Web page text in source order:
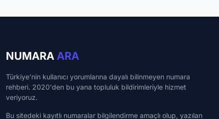
NUMARA ARA
Türkiye'nin kullanıcı yorumlarına dayalı bilinmeyen numara
rehberi. 2020'den bu yana topluluk bildirimleriyle hizmet
veriyoruz.
Bu sitedeki kayıtlı numaralar bilgilendirme amaçlı olup, yazılan